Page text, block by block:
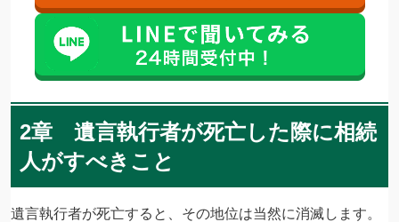
2章 遺言執行者が死亡した際に相続
人がすべきこと
遺言執行者が死亡すると、その地位は当然に消滅します。